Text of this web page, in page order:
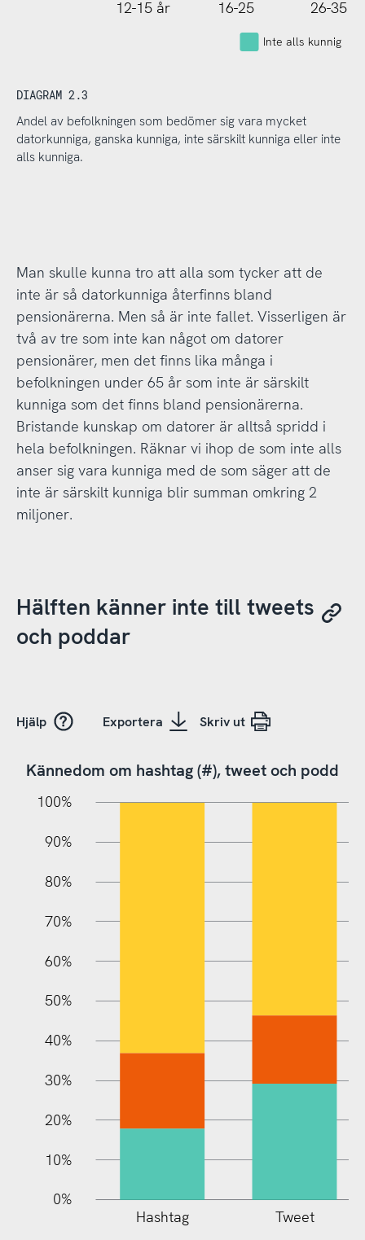
12-15 år 16-25 26-35
Inte alls kunnig
DIAGRAM 2.3
Andel av befolkningen som bedömer sig vara mycket
datorkunniga, ganska kunniga, inte särskilt kunniga eller inte
alls kunniga.
Man skulle kunna tro att alla som tycker att de
inte är så datorkunniga återfinns bland
pensionärerna. Men så är inte fallet. Visserligen är
två av tre som inte kan något om datorer
pensionärer, men det finns lika många i
befolkningen under 65 år som inte är särskilt
kunniga som det finns bland pensionärerna.
Bristande kunskap om datorer är alltså spridd i
hela befolkningen. Räknar vi ihop de som inte alls
anser sig vara kunniga med de som säger att de
inte är särskilt kunniga blir summan omkring 2
miljoner.
Hälften känner inte till tweets
och poddar
Hjälp Exportera Skriv ut
Kännedom om hashtag (#), tweet och podd
10%
100%
90%
80%
70%
60%
50%
40%
30%
20%
10%
0%
L
Hashtag Tweet